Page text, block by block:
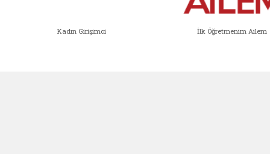
Kadın Girişimci İlk Öğretmenim Ailem